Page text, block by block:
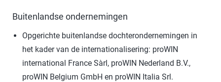
Buitenlandse ondernemingen
Opgerichte buitenlandse dochterondernemingen in
het kader van de internationalisering: proWIN
international France Sàrl, proWIN Nederland B.V.,
proWIN Belgium GmbH en proWIN Italia Srl.